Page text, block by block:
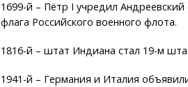
1699-й – Пётр I учредил
флага Российского военного флота.
1816-й – штат Индиана стал 19-м
1941-й – Германия и Италия